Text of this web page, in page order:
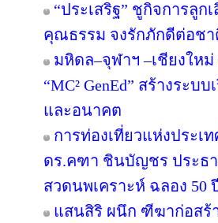
“ประเสริฐ” ชูกิจการลู
คุณธรรม จงรักภักดีต่อช
มหิดล–จุฬาฯ –เชียงให
“MC² GenEd” สร้างร
และอนาคต
การท่องเที่ยวแห่งประเ
ดร.คฑา ชินบัญชร ประธ
สวดนพเคราะห์ ฉลอง 50
แสนสิริ ผนึก ฑีฆาก่อสร้